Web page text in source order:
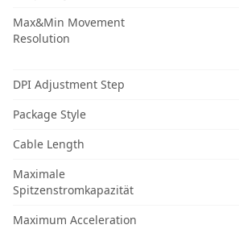
Max&Min Movement
Resolution
DPI Adjustment Step
Package Style
Cable Length
Maximale
Spitzenstromkapazität
Maximum Acceleration